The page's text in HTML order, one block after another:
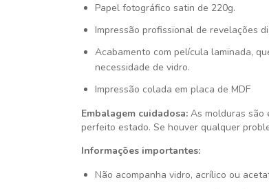
Papel fotográfico satin de 220g.
Impressão profissional de revelações
Acabamento com película laminada,
necessidade de vidro.
Impressão colada em placa de MDF
Embalagem cuidadosa: As molduras são
perfeito estado. Se houver qualquer
Informações importantes:
Não acompanha vidro, acrílico ou